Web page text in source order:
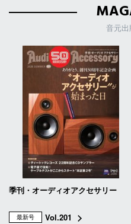
音元
季刊・オーディオアクセサリー
最新号
Vol.201